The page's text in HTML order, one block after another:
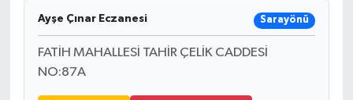
Ayşe Çınar Eczanesi Sarayönü
FATİH MAHALLESİ TAHİR ÇELİK CADDESİ
NO:87A